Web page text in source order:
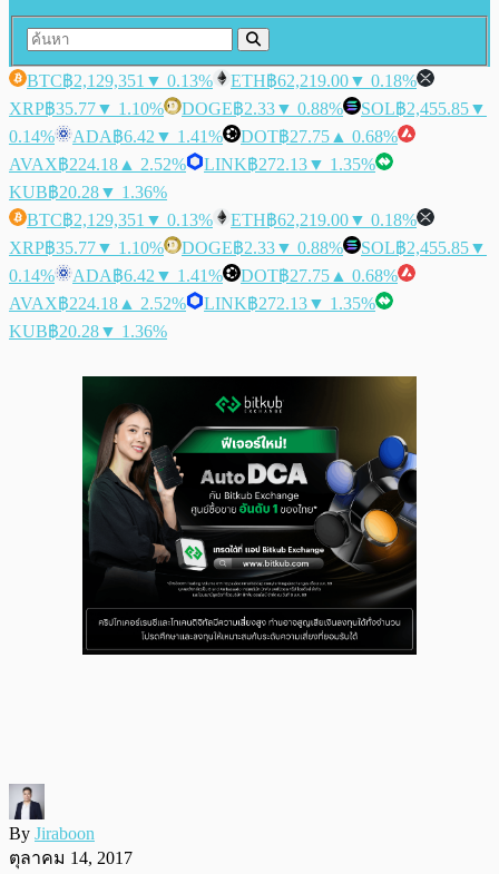
BTC฿2,129,351 ▼ 0.13% ETH฿62,219.00▼ 0.18%
XRP฿35.77▼ 1.10% DOGE฿2.33▼ 0.88% SOL฿2,455.85▼
0.14%
ADA฿6.42 ▼ 1.41% DOT฿27.75 ▲ 0.68%
AVAX฿224.18 ▲ 2.52% LINK฿272.13▼ 1.35%
KUB฿20.28▼ 1.36%
BTC฿2,129,351 ▼ 0.13% ETH฿62,219.00▼ 0.18%
XRP฿35.77▼ 1.10% DOGE฿2.33▼ 0.88% SOL฿2,455.85▼
0.14%
ADA฿6.42 ▼ 1.41% DOT฿27.75 ▲ 0.68%
AVAX฿224.18 ▲ 2.52% LINK฿272.13▼ 1.35%
KUB฿20.28▼ 1.36%
By Jiraboon
ตุลาคม 14, 2017